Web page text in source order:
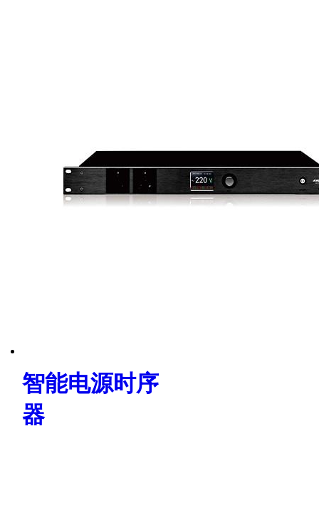
智能电源时序
器